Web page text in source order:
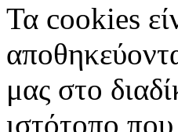
Τα cookies
μας στο
ιστότοπο